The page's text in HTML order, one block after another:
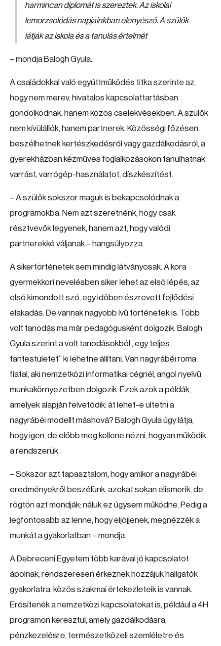
harmincan diplomát is szereztek. Az iskolai
lemorzsolódás napjainkban elenyésző. A szülők
látják az iskola és a tanulás értelmét
– mondja Balogh Gyula.
A családokkal való együttműködés titka szerinte az,
hogy nem merev, hivatalos kapcsolattartásban
gondolkodnak, hanem közös cselekvésekben. A szülők
nem kívülállók, hanem partnerek. Közösségi főzésen
beszélhetnek kertészkedésről vagy gazdálkodásról, a
gyerekházban kézműves foglalkozásokon tanulhatnak
varrást, varrógép-használatot, díszkészítést.
– A szülők sokszor maguk is bekapcsolódnak a
programokba. Nem azt szeretnénk, hogy csak
résztvevők legyenek, hanem azt, hogy valódi
partnerekké váljanak – hangsúlyozza.
A sikertörténetek sem mindig látványosak. A kora
gyermekkori nevelésben siker lehet az első lépés, az
első kimondott szó, egy időben észrevett fejlődési
elakadás. De vannak nagyobb ívű történetek is. Több
volt tanodás ma már pedagógusként dolgozik. Balogh
Gyula szerint a volt tanodásokból „egy teljes
tantestületet” ki lehetne állítani. Van nagyrábéi roma
fiatal, aki nemzetközi informatikai cégnél, angol nyelvű
munkakörnyezetben dolgozik. Ezek azok a példák,
amelyek alapján felvetődik: át lehet-e ültetni a
nagyrábéi modellt máshová? Balogh Gyula úgy látja,
hogy igen, de előbb meg kellene nézni, hogyan működik
a rendszerük.
– Sokszor azt tapasztalom, hogy amikor a nagyrábéi
eredményekről beszélünk, azokat sokan elismerik, de
rögtön azt mondják: náluk ez úgysem működne. Pedig a
legfontosabb az lenne, hogy eljöjjenek, megnézzék a
munkát a gyakorlatban – mondja.
A Debreceni Egyetem több karával jó kapcsolatot
ápolnak, rendszeresen érkeznek hozzájuk hallgatók
gyakorlatra, közös szakmai értekezleteik is vannak.
Erősítenék a nemzetközi kapcsolatokat is, például a 4H
programon keresztül, amely gazdálkodásra,
pénzkezelésre, természetközeli szemléletre és